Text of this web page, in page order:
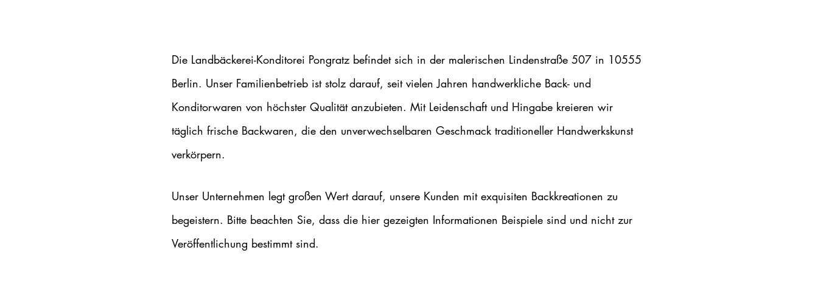
Die Landbäckerei-Konditorei Pongratz befindet sich in der malerischen Lindenstraße 507 in 10555
Berlin. Unser Familienbetrieb ist stolz darauf, seit vielen Jahren handwerkliche Back- und
Konditorwaren von höchster Qualität anzubieten. Mit Leidenschaft und Hingabe kreieren wir
täglich frische Backwaren, die den unverwechselbaren Geschmack traditioneller Handwerkskunst
verkörpern.
Unser Unternehmen legt großen Wert darauf, unsere Kunden mit exquisiten Backkreationen zu
begeistern. Bitte beachten Sie, dass die hier gezeigten Informationen Beispiele sind und nicht zur
Veröffentlichung bestimmt sind.